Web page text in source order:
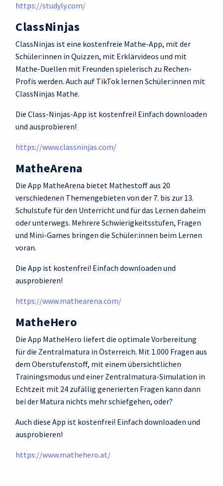
https://studyly.com/
ClassNinjas
ClassNinjas ist eine kostenfreie Mathe-App, mit der
Schüler:innen in Quizzen, mit Erklärvideos und mit
Mathe-Duellen mit Freunden spielerisch zu Rechen-
Profis werden. Auch auf TikTok lernen Schüler:innen mit
ClassNinjas Mathe.
Die Class-Ninjas-App ist kostenfrei! Einfach downloaden
und ausprobieren!
https://www.classninjas.com/
MatheArena
Die App MatheArena bietet Mathestoff aus 20
verschiedenen Themengebieten von der 7. bis zur 13.
Schulstufe für den Unterricht und für das Lernen daheim
oder unterwegs. Mehrere Schwierigkeitsstufen, Fragen
und Mini-Games bringen die Schüler:innen beim Lernen
voran.
Die App ist kostenfrei! Einfach downloaden und
ausprobieren!
https://www.mathearena.com/
MatheHero
Die App MatheHero liefert die optimale Vorbereitung
für die Zentralmatura in Österreich. Mit 1.000 Fragen aus
dem Oberstufenstoff, mit einem übersichtlichen
Trainingsmodus und einer Zentralmatura-Simulation in
Echtzeit mit 24 zufällig generierten Fragen kann dann
bei der Matura nichts mehr schiefgehen, oder?
Auch diese App ist kostenfrei! Einfach downloaden und
ausprobieren!
https://www.mathehero.at/